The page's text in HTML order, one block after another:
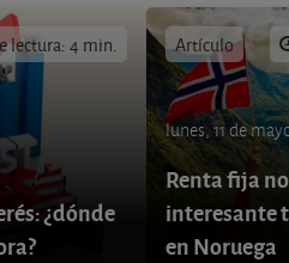
lectura: 4 min.
¿dónde
Artículo
lunes, 11 de
Renta fija
interesante
en Noruega